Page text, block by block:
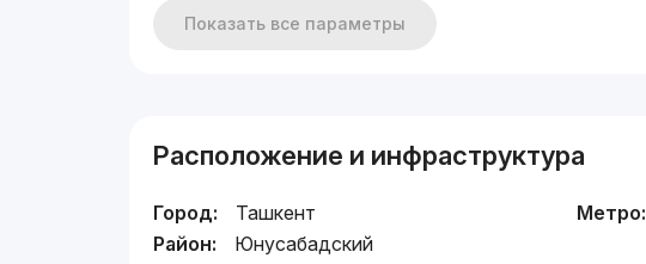
Показать все параметры
Расположение и инфраструктура
Город:
Ташкент
Район:
Юнусабадский
Метро: